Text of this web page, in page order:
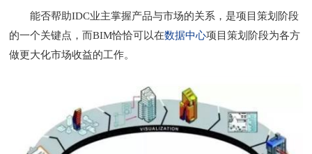
能否帮助IDC业主掌握产品与市场的关系，是项目策划阶段
的一个关键点，而BIM恰恰可以在数据中心项目策划阶段为各方
做更大化市场收益的工作。